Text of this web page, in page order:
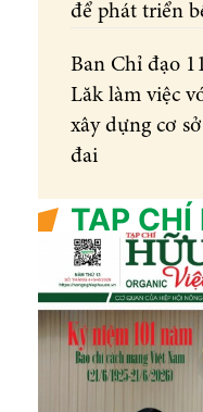
để phát triển
Ban Chỉ đạo
Lăk làm việc
xây dựng cơ
đai
TẠP CHÍ